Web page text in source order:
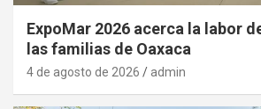
ExpoMar 2026 acerca la labor
las familias de Oaxaca
4 de agosto de 2026 admin